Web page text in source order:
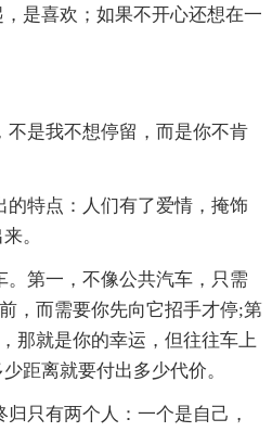
是喜欢；如果不开心还想在一
不是我不想停留，而是你不肯
的特点：人们有了爱情，掩饰
。
。第一，不像公共汽车，只需
，而需要你先向它招手才停;第
那就是你的幸运，但往往车上
距离就要付出多少代价。
只有两个人：一个是自己，